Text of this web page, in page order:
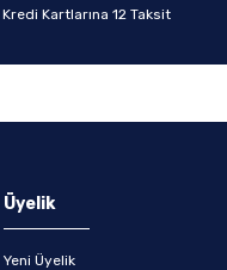
Kredi Kartlarına 12 Taksit
Üyelik
Yeni Üyelik